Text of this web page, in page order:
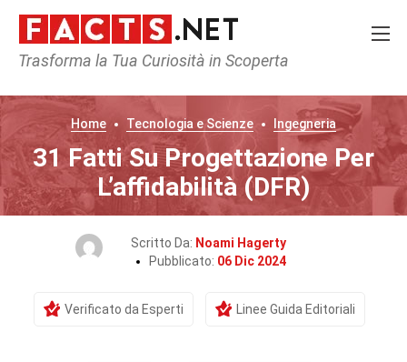
Trasforma la Tua Curiosità in Scoperta
Home Tecnologia e Scienze Ingegneria
31 Fatti Su Progettazione Per
L’affidabilità (DFR)
Scritto Da: Noami Hagerty
Pubblicato: 06 Dic 2024
Verificato da Esperti Linee Guida Editoriali